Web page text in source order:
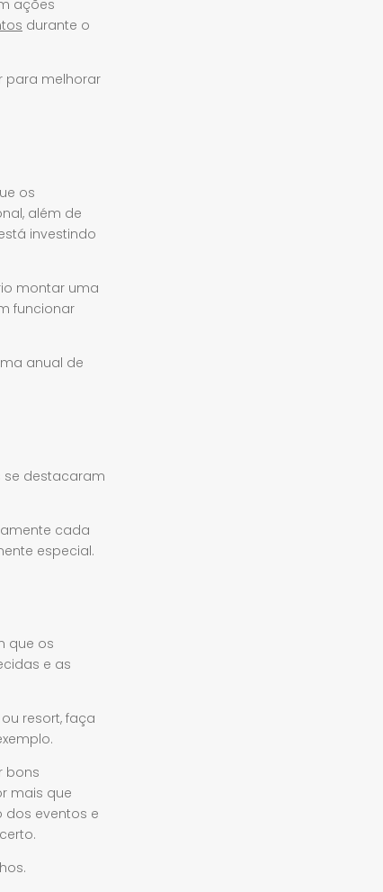
ações
durante o
para melhorar
os
além de
investindo
montar uma
funcionar
anual de
se destacaram
cada
especial.
que os
e as
resort, faça
bons
mais que
eventos e